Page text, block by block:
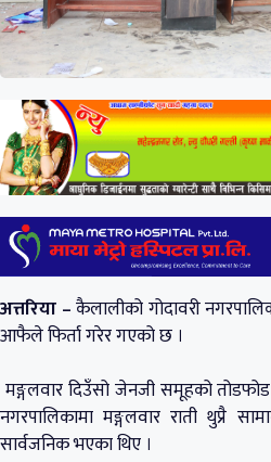
अत्तरिया –कैलालीको गोदावरी
आफैले फिर्ता गरेर गएको छ ।
मङ्गलवार दिउँसो जेनजी समूहको
नगरपालिकामा मङ्गलवार राती थुप्रै
सार्वजनिक भएका थिए ।